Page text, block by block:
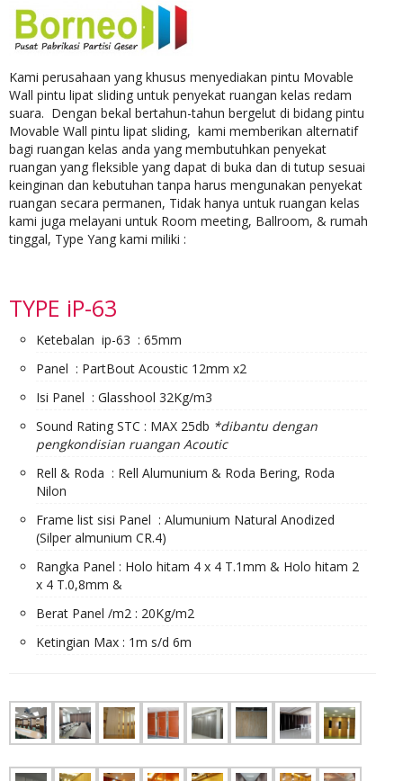
Kami perusahaan yang khusus menyediakan pintu Movable
Wall pintu lipat sliding untuk penyekat ruangan kelas redam
suara. Dengan bekal bertahun-tahun bergelut di bidang pintu
Movable Wall pintu lipat sliding, kami memberikan alternatif
bagi ruangan kelas anda yang membutuhkan penyekat
ruangan yang fleksible yang dapat di buka dan di tutup sesuai
keinginan dan kebutuhan tanpa harus mengunakan penyekat
ruangan secara permanen, Tidak hanya untuk ruangan kelas
kami juga melayani untuk Room meeting, Ballroom, & rumah
tinggal, Type Yang kami miliki :
TYPE iP-63
Ketebalan ip-63 : 65mm
Panel : PartBout Acoustic 12mm x2
Isi Panel : Glasshool 32Kg/m3
Sound Rating STC : MAX 25db *dibantu dengan
pengkondisian ruangan Acoutic
Rell & Roda : Rell Alumunium & Roda Bering, Roda
Nilon
Frame list sisi Panel : Alumunium Natural Anodized
(Silper almunium CR.4)
Rangka Panel : Holo hitam 4 x 4 T.1mm & Holo hitam 2
x 4 T.0,8mm &
Berat Panel /m2 : 20Kg/m2
Ketingian Max : 1m s/d 6m